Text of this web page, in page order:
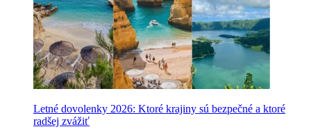
Letné dovolenky 2026: Ktoré krajiny sú bezpečné a ktoré
radšej zvážiť